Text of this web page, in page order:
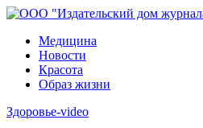
Медицина
Новости
Красота
Образ жизни
Здоровье-video